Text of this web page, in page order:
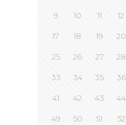
9 10 11 12
17 18 19 20
25 26 27 28
33 34 35 36
41 42 43 44
49 50 51 52